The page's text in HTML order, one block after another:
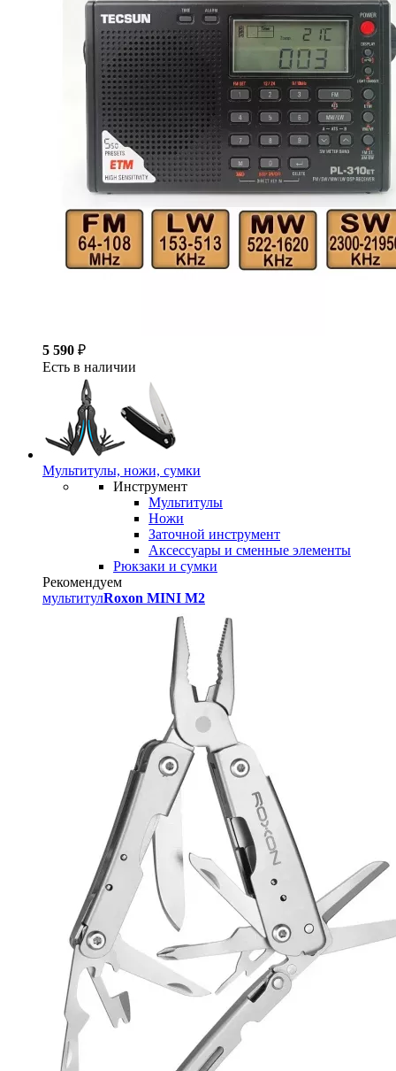
5 590 ₽
Есть в наличии
Мультитулы, ножи, сумки
Инструмент
Мультитулы
Ножи
Заточной инструмент
Аксессуары и сменные элементы
Рюкзаки и сумки
Рекомендуем
мультитулRoxon MINI M2